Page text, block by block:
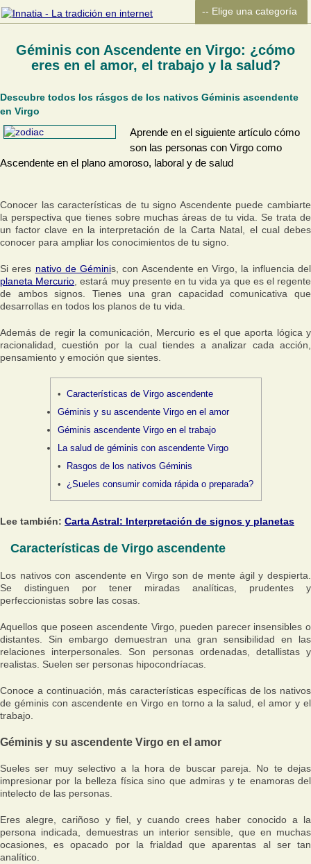
Géminis con Ascendente en Virgo: ¿cómo
eres en el amor, el trabajo y la salud?
Descubre todos los rásgos de los nativos Géminis ascendente
en Virgo
Aprende en el siguiente artículo cómo
son las personas con Virgo como
Ascendente en el plano amoroso, laboral y de salud
Conocer las características de tu signo Ascendente puede cambiarte
la perspectiva que tienes sobre muchas áreas de tu vida. Se trata de
un factor clave en la interpretación de la Carta Natal, el cual debes
conocer para ampliar los conocimientos de tu signo.
Si eres nativo de Géminis, con Ascendente en Virgo, la influencia del
planeta Mercurio , estará muy presente en tu vida ya que es el regente
de ambos signos. Tienes una gran capacidad comunicativa que
desarrollas en todos los planos de tu vida.
Además de regir la comunicación, Mercurio es el que aporta lógica y
racionalidad, cuestión por la cual tiendes a analizar cada acción,
pensamiento y emoción que sientes.
Características de Virgo ascendente
Géminis y su ascendente Virgo en el amor
Géminis ascendente Virgo en el trabajo
La salud de géminis con ascendente Virgo
Rasgos de los nativos Géminis
¿Sueles consumir comida rápida o preparada?
Lee también: Carta Astral: Interpretación de signos y planetas
Características de Virgo ascendente
Los nativos con ascendente en Virgo son de mente ágil y despierta.
Se distinguen por tener miradas analíticas, prudentes y
perfeccionistas sobre las cosas.
Aquellos que poseen ascendente Virgo, pueden parecer insensibles o
distantes. Sin embargo demuestran una gran sensibilidad en las
relaciones interpersonales. Son personas ordenadas, detallistas y
realistas. Suelen ser personas hipocondríacas.
Conoce a continuación, más características específicas de los nativos
de géminis con ascendente en Virgo en torno a la salud, el amor y el
trabajo.
Géminis y su ascendente Virgo en el amor
Sueles ser muy selectivo a la hora de buscar pareja. No te dejas
impresionar por la belleza física sino que admiras y te enamoras del
intelecto de las personas.
Eres alegre, cariñoso y fiel, y cuando crees haber conocido a la
persona indicada, demuestras un interior sensible, que en muchas
ocasiones, es opacado por la frialdad que aparentas al ser tan
analítico.